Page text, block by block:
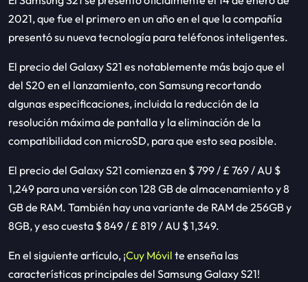
2021, que fue el primero en un año en el que la compañía
presentó su nueva tecnología para teléfonos inteligentes.
El precio del Galaxy S21 es notablemente más bajo que el
del S20 en el lanzamiento, con Samsung recortando
algunas especificaciones, incluida la reducción de la
resolución máxima de pantalla y la eliminación de la
compatibilidad con microSD, para que esto sea posible.
El precio del Galaxy S21 comienza en $ 799 / £ 769 / AU $
1,249 para una versión con 128 GB de almacenamiento y 8
GB de RAM. También hay una variante de RAM de 256GB y
8GB, y eso cuesta $ 849 / £ 819 / AU $ 1,349.
En el siguiente artículo, ¡Cuy Móvil te enseña las
características principales del Samsung Galaxy S21!